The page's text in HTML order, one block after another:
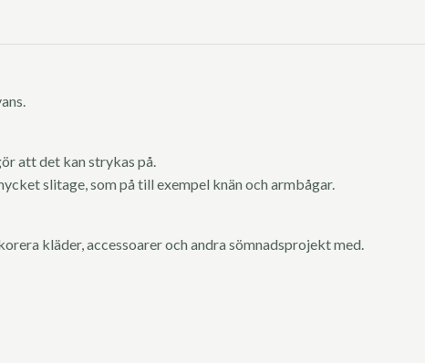
att det kan strykas på.
slitage, som på till exempel knän och armbågar.
kläder, accessoarer och andra sömnadsprojekt med.